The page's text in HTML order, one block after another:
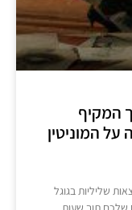
המקיף
המוניטין
שליליות בגוגל